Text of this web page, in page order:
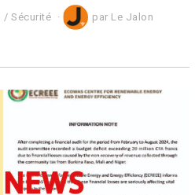
/ Sécurité par Le Jalon